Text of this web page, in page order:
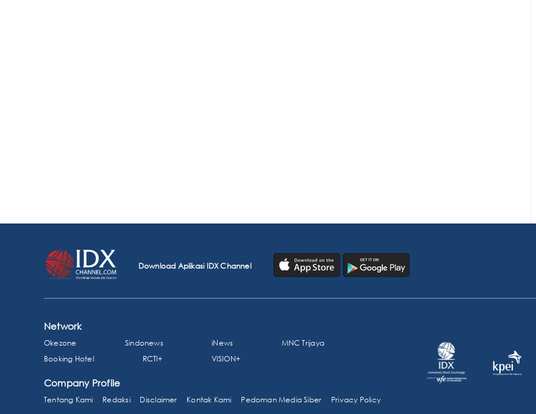
Download Aplikasi IDX Channel
Network
Okezone Sindonews iNews
MNC Trijaya
Booking Hotel
RCTI+ VISION+
Company Profile
Tentang Kami Redaksi Disclaimer Kontak Kami Pedoman Media Siber Privacy Policy